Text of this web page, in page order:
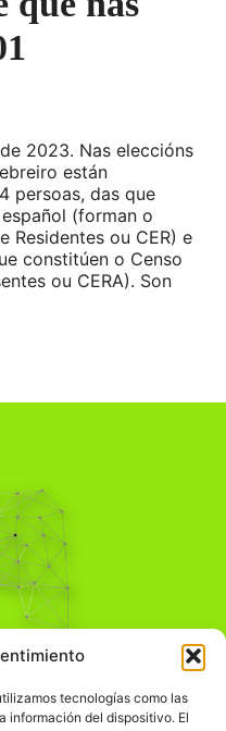
tecnologías como las
información del dispositivo. El
2023. Nas eleccións
están
persoas, das que
español (forman o
Residentes ou CER) e
constitúen o Censo
ou CERA). Son
Crítico
transformarlo.